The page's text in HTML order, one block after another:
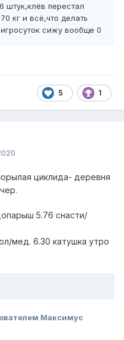
штук,клёв перестал
кг и всё,что делать
сижу вообще 0
5 1
циклида- деревня
ыш 5.76 снасти/
мед. 6.30 катушка утро
Максимус